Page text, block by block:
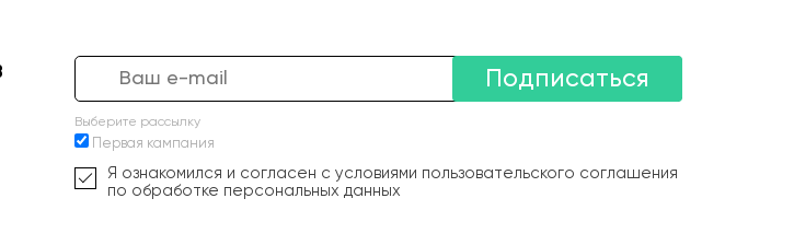
Подписаться
Выберите рассылку
Первая кампания
Я ознакомился и согласен с условиями пользовательского соглашения
по обработке персональных данных